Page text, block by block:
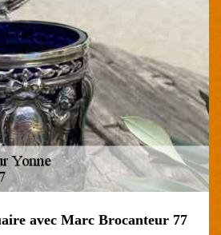
avec Marc Brocanteur 77